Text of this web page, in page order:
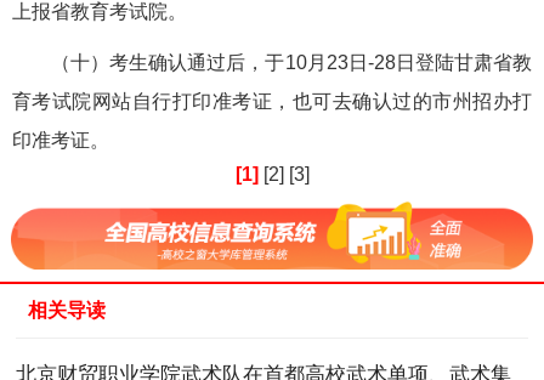
上报省教育考试院。
（十）考生确认通过后，于10月23日-28日登陆甘肃省教
育考试院网站自行打印准考证，也可去确认过的市州招办打
印准考证。
[1] [2] [3]
相关导读
北京财贸职业学院武术队在首都高校武术单项、武术集